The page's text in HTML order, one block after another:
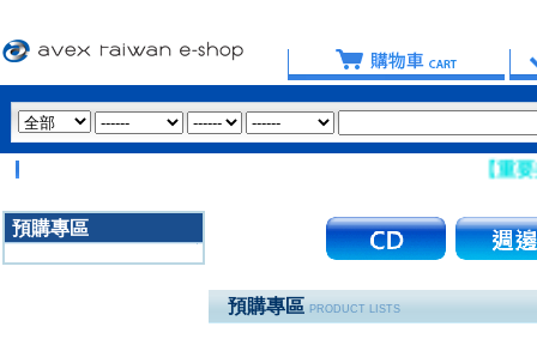
【重要提醒：
預購專區
預購專區 PRODUCT LISTS